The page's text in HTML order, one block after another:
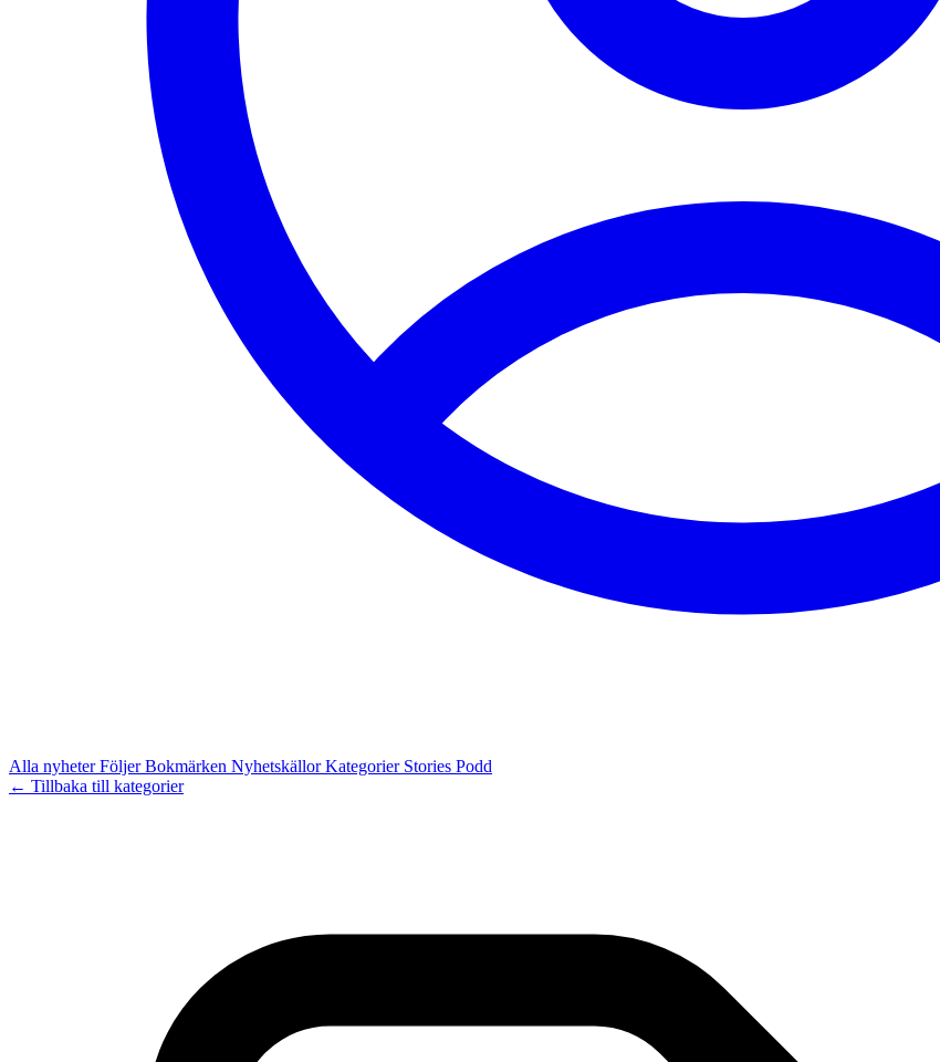
Alla nyheterFöljerBokmärken NyhetskällorKategorier Stories Podd
← Tillbaka till kategorier